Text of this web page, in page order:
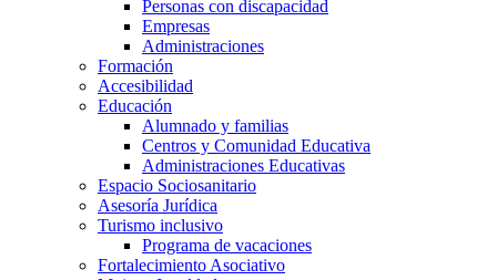
Personas con discapacidad
Empresas
Administraciones
Formación
Accesibilidad
Educación
Alumnado y familias
Centros y Comunidad Educativa
Administraciones Educativas
Espacio Sociosanitario
Asesoría Jurídica
Turismo inclusivo
Programa de vacaciones
Fortalecimiento Asociativo